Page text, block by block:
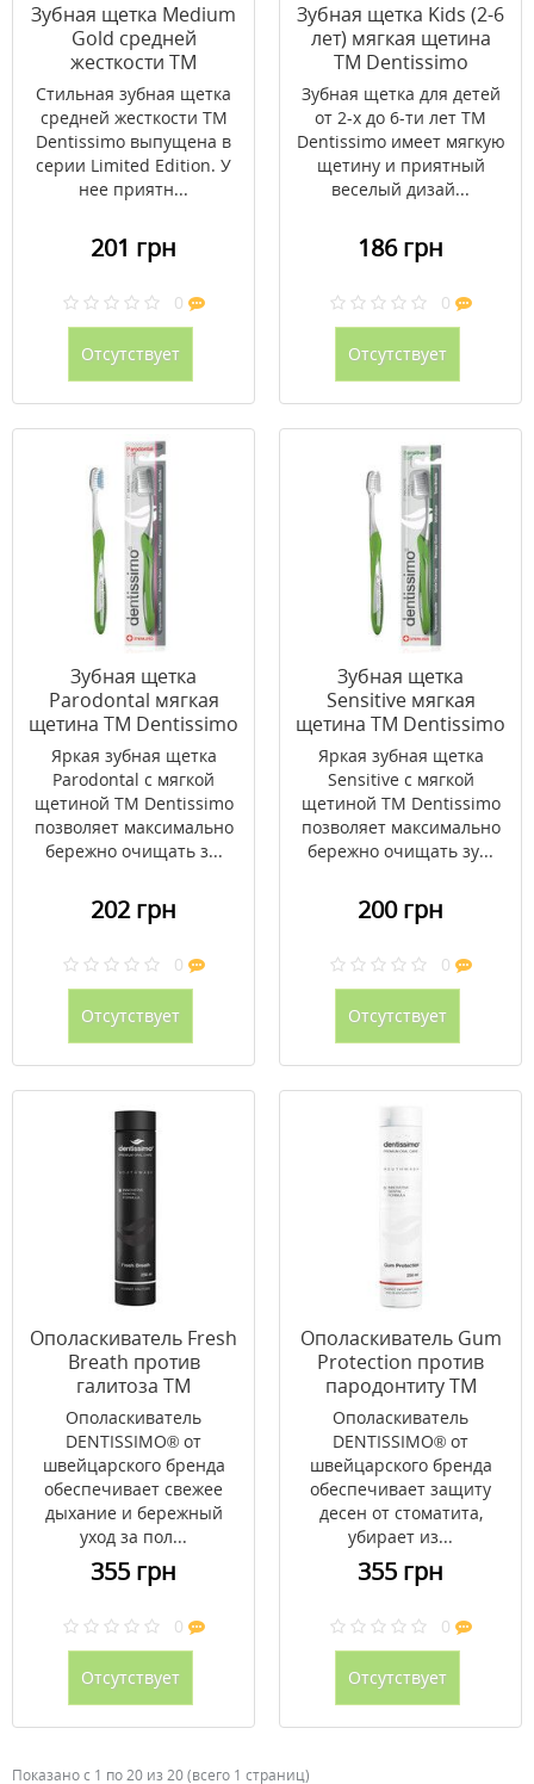
Зубная щeтка Medium
Gold средней
жесткости ТМ
Dentissimo
Стильная зубная щетка
средней жесткости ТМ
Dentissimo выпущена в
серии Limited Edition. У
нее приятн...
201 грн
0
Отсутствует
Зубная щетка Kids (2-6
лет) мягкая щетина
ТМ Dentissimo
Зубная щетка для детей
от 2-х до 6-ти лет ТМ
Dentissimo имеет мягкую
щетину и приятный
веселый дизай...
186 грн
0
Отсутствует
Зубная щетка
Parodontal мягкая
щетина ТМ Dentissimo
Яркая зубная щетка
Parodontal с мягкой
щетиной ТМ Dentissimo
позволяет максимально
бережно очищать з...
202 грн
0
Отсутствует
Зубная щетка
Sensitive мягкая
щетина ТМ Dentissimo
Яркая зубная щетка
Sensitive с мягкой
щетиной ТМ Dentissimo
позволяет максимально
бережно очищать зу...
200 грн
0
Отсутствует
Ополаскиватель Fresh
Breath против
галитоза ТМ
Dentissimo 250 мл
Ополаскиватель
DENTISSIMO® от
швейцарского бренда
обеспечивает свежее
дыхание и бережный
уход за пол...
355 грн
0
Отсутствует
Ополаскиватель Gum
Protection против
пародонтиту ТМ
Dentissimo 250 мл
Ополаскиватель
DENTISSIMO® от
швейцарского бренда
обеспечивает защиту
десен от стоматита,
убирает из...
355 грн
0
Отсутствует
Показано с 1 по 20 из 20 (всего 1 страниц)